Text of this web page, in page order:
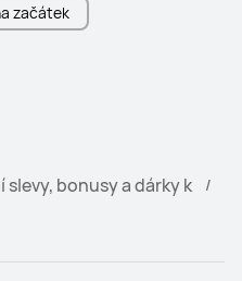
začátek
slevy, bonusy a dárky k